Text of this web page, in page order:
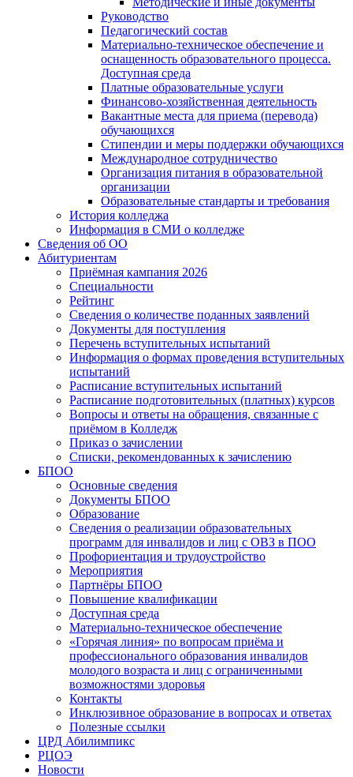
Руководство
Педагогический состав
Материально-техническое обеспечение и
оснащенность образовательного процесса.
Доступная среда
Платные образовательные услуги
Финансово-хозяйственная деятельность
Вакантные места для приема (перевода)
обучающихся
Стипендии и меры поддержки обучающихся
Международное сотрудничество
Организация питания в образовательной
организации
Образовательные стандарты и требования
История колледжа
Информация в СМИ о колледже
Сведения об ОО
Абитуриентам
Приёмная кампания 2026
Специальности
Рейтинг
Сведения о количестве поданных заявлений
Документы для поступления
Перечень вступительных испытаний
Информация о формах проведения вступительных
испытаний
Расписание вступительных испытаний
Расписание подготовительных (платных) курсов
Вопросы и ответы на обращения, связанные с
приёмом в Колледж
Приказ о зачислении
Списки, рекомендованных к зачислению
БПОО
Основные сведения
Документы БПОО
Образование
Сведения о реализации образовательных
программ для инвалидов и лиц с ОВЗ в ПОО
Профориентация и трудоустройство
Мероприятия
Партнёры БПОО
Повышение квалификации
Доступная среда
Материально-техническое обеспечение
«Горячая линия» по вопросам приёма и
профессионального образования инвалидов
молодого возраста и лиц с ограниченными
возможностями здоровья
Контакты
Инклюзивное образование в вопросах и ответах
Полезные ссылки
ЦРД Абилимпикс
РЦОЭ
Новости